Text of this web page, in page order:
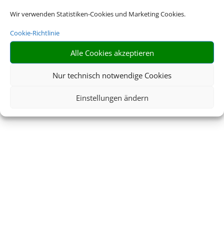
Wir verwenden Statistiken-Cookies und Marketing Cookies.
Cookie-Richtlinie
Alle Cookies akzeptieren
Nur technisch notwendige Cookies
Einstellungen ändern